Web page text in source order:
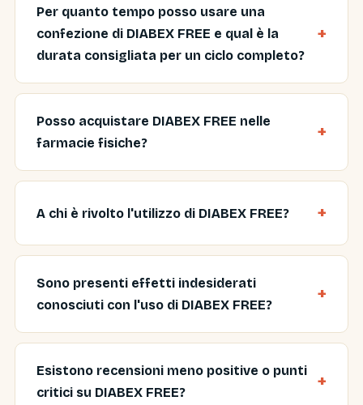
Per quanto tempo posso usare una
confezione di DIABEX FREE e qual è la
durata consigliata per un ciclo completo?
Posso acquistare DIABEX FREE nelle
farmacie fisiche?
A chi è rivolto l'utilizzo di DIABEX FREE?
Sono presenti effetti indesiderati
conosciuti con l'uso di DIABEX FREE?
Esistono recensioni meno positive o punti
critici su DIABEX FREE?